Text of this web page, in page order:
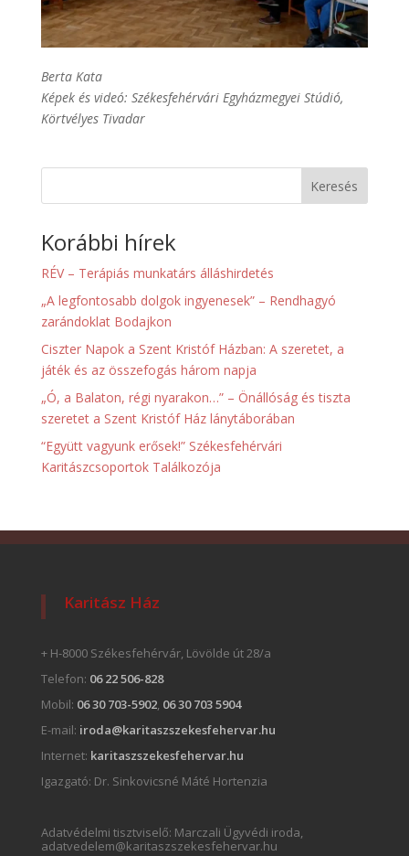
Berta Kata
Képek és videó: Székesfehérvári Egyházmegyei Stúdió,
Körtvélyes Tivadar
Keresés
Korábbi hírek
RÉV – Terápiás munkatárs álláshirdetés
„A legfontosabb dolgok ingyenesek” – Rendhagyó
zarándoklat Bodajkon
Ciszter Napok a Szent Kristóf Házban: A szeretet, a
játék és az összefogás három napja
„Ó, a Balaton, régi nyarakon…” – Önállóság és tiszta
szeretet a Szent Kristóf Ház lánytáborában
“Együtt vagyunk erősek!” Székesfehérvári
Karitászcsoportok Találkozója
Karitász Ház
+ H-8000 Székesfehérvár, Lövölde út 28/a
Telefon: 06 22 506-828
Mobil: 06 30 703-5902, 06 30 703 5904
E-mail: iroda@karitaszszekesfehervar.hu
Internet: karitaszszekesfehervar.hu
Igazgató: Dr. Sinkovicsné Máté Hortenzia
Adatvédelmi tisztviselő: Marczali Ügyvédi iroda,
adatvedelem@karitaszszekesfehervar.hu